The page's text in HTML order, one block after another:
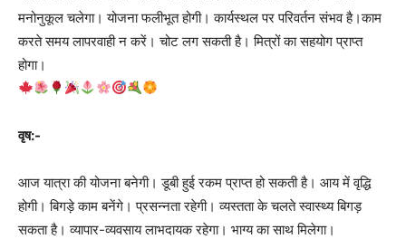
मनोनुकूल चलेगा। योजना फलीभूत होगी। कार्यस्थल पर परिवर्तन संभव है।काम
करते समय लापरवाही न करें। चोट लग सकती है। मित्रों का सहयोग प्राप्त
होगा।
वृष:-
आज यात्रा की योजना बनेगी। डूबी हुई रकम प्राप्त हो सकती है। आय में वृद्धि
होगी। बिगड़े काम बनेंगे। प्रसन्नता रहेगी। व्यस्तता के चलते स्वास्‍थ्य बिगड़
सकता है। व्यापार-व्यवसाय लाभदायक रहेगा। भाग्य का साथ मिलेगा।